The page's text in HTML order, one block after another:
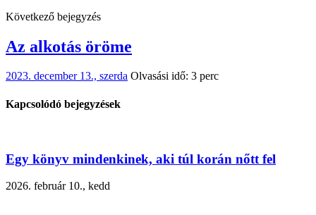
Következő bejegyzés
Az alkotás öröme
2023. december 13., szerda Olvasási idő: 3 perc
Kapcsolódó bejegyzések
Egy könyv mindenkinek, aki túl korán nőtt fel
2026. február 10., kedd